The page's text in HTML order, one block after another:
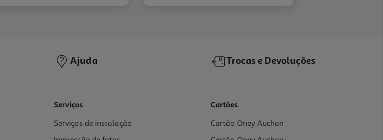
Ajuda Trocas e Devoluções
Serviços
Serviços de instalação
Cartões
Cartão Oney Auchan